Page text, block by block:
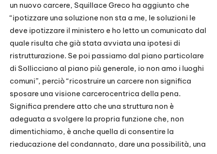
un nuovo carcere, Squillace Greco ha aggiunto che
“ipotizzare una soluzione non sta a me, le soluzioni le
deve ipotizzare il ministero e ho letto un comunicato dal
quale risulta che già stata avviata una ipotesi di
ristrutturazione. Se poi passiamo dal piano particolare
di Sollicciano al piano più generale, io non amo i luoghi
comuni”, perciò “ricostruire un carcere non significa
sposare una visione carcerocentrica della pena.
Significa prendere atto che una struttura non è
adeguata a svolgere la propria funzione che, non
dimentichiamo, è anche quella di consentire la
rieducazione del condannato, dare una possibilità, una